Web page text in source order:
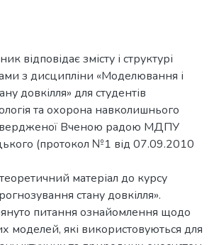
відповідає змісту і структурі
з дисципліни «Моделювання і
довкілля» для студентів
та охорона навколишнього
Вченою радою МДПУ
(протокол №1 від 07.09.2010
матеріал до курсу
стану довкілля».
питання ознайомлення щодо
моделей, які використовуються для